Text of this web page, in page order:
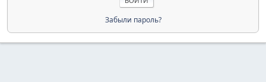
Забыли пароль?